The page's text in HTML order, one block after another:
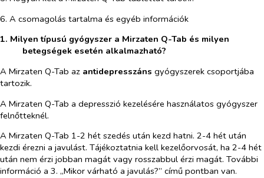
6. A csomagolás tartalma és egyéb információk
1. Milyen típusú gyógyszer a Mirzaten Q-Tab és milyen
betegségek esetén alkalmazható?
A Mirzaten Q-Tab az antidepresszáns gyógyszerek csoportjába
tartozik.
A Mirzaten Q-Tab a depresszió kezelésére használatos gyógyszer
felnőtteknél.
A Mirzaten Q-Tab 1-2 hét szedés után kezd hatni. 2-4 hét után
kezdi érezni a javulást. Tájékoztatnia kell kezelőorvosát, ha 2-4 hét
után nem érzi jobban magát vagy rosszabbul érzi magát. További
információ a 3. „Mikor várható a javulás?” című pontban van.